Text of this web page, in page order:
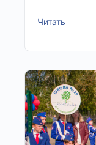
Читать